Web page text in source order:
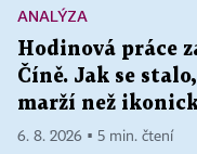
ANALÝZA
Hodinová práce
Číně. Jak se
marží než
6. 8. 2026 ▪ 5 min. čtení